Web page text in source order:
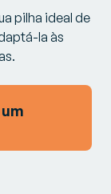
pilha ideal de
la às